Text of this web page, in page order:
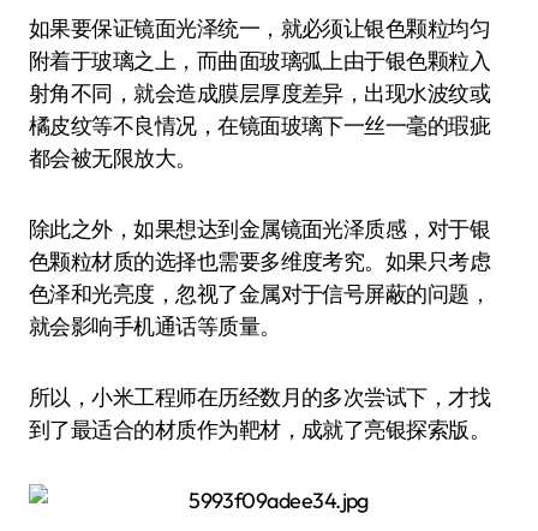
如果要保证镜面光泽统一，就必须让银色颗粒均匀
附着于玻璃之上，而曲面玻璃弧上由于银色颗粒入
射角不同，就会造成膜层厚度差异，出现水波纹或
橘皮纹等不良情况，在镜面玻璃下一丝一毫的瑕疵
都会被无限放大。
除此之外，如果想达到金属镜面光泽质感，对于银
色颗粒材质的选择也需要多维度考究。如果只考虑
色泽和光亮度，忽视了金属对于信号屏蔽的问题，
就会影响手机通话等质量。
所以，小米工程师在历经数月的多次尝试下，才找
到了最适合的材质作为靶材，成就了亮银探索版。